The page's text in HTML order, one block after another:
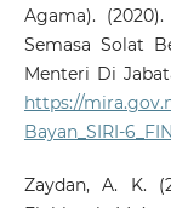
Agama).
Semasa Solat
Menteri Di
https://
Bayan_SIRI-
Zaydan, A. K.